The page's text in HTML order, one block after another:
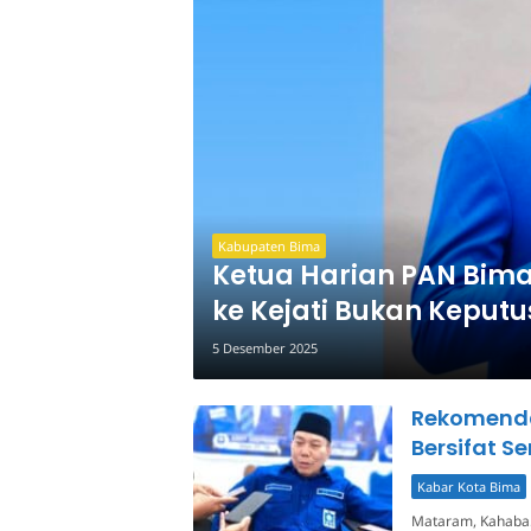
Kabupaten Bima
Ketua Harian PAN
ke Kejati Bukan
5 Desember 2025
Bersifat
Kabar Kota Bima
Mataram,